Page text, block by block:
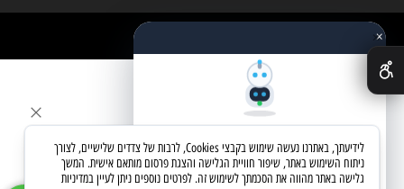
✕×
שאלו את העוזר החכם
מחפשים מוצר? אני כאן כדי לעזור
לידיעתך, באתרנו נעשה שימוש בקבצי Cookies, לרבות של צדדים שלישיים, לצורך
ניתוח השימוש באתר, שיפור חוויית הגלישה והצגת פרסום מותאם אישית. המשך
גלישה באתר מהווה את הסכמתך לשימוש זה. לפרטים נוספים ניתן לעיין במדיניות